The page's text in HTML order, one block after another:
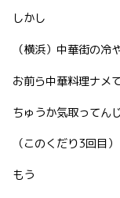
しかし
（横浜）中華街の冷
お前ら中華料理ナメ
ちゅうか気取ってん
（このくだり3回目）
もう